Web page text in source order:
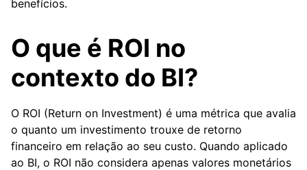
benefícios.
O que é ROI no
contexto do BI?
O ROI (Return on Investment) é uma métrica que avalia
o quanto um investimento trouxe de retorno
financeiro em relação ao seu custo. Quando aplicado
ao BI, o ROI não considera apenas valores monetários